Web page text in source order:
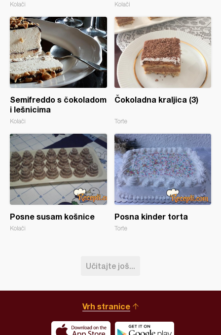
Kolači Kolači
Semifreddo s čokoladom
i lešnicima
Kolači
Čokoladna kraljica (3)
Torte
Posne susam košnice
Kolači
Posna kinder torta
Torte
Učitajte još...
Vrh stranice